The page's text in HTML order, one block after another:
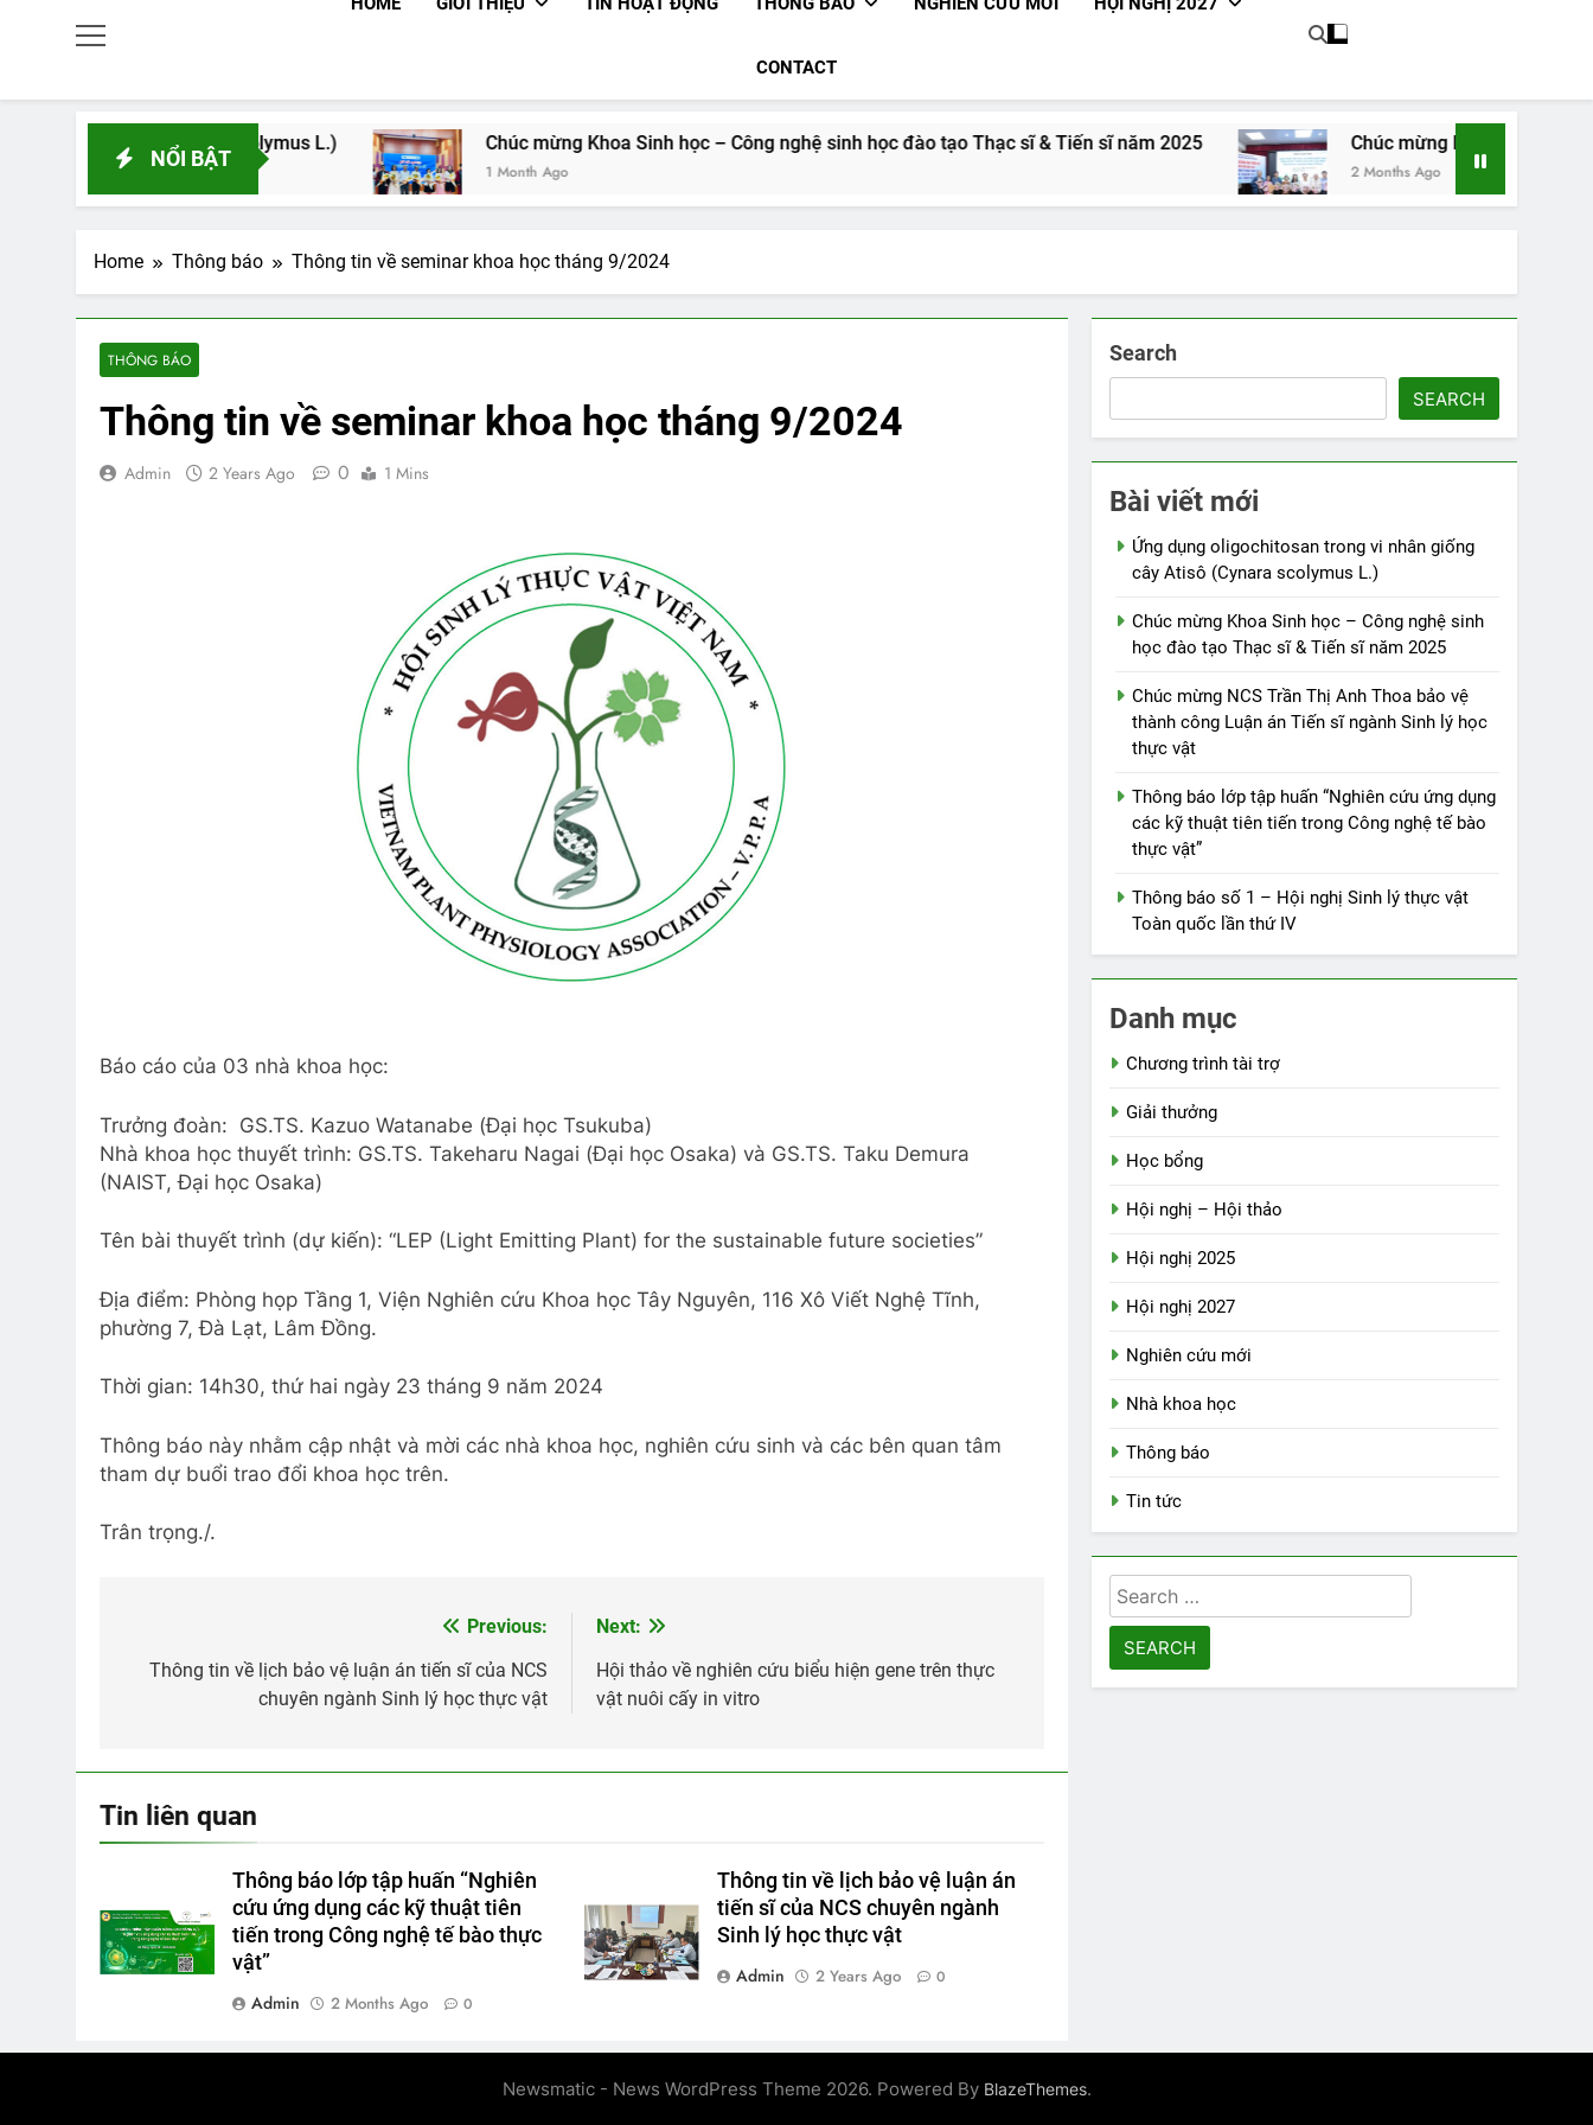
CONTACT
NỔI BẬT
cây Atisô (Cynara scolymus L.) Chúc mừng Khoa Sinh học – Công nghệ sinh học đào tạo Thạc sĩ & Tiến sĩ năm 2025
1 Month Ago
Chúc mừng NCS Trần Thị Anh
2 Months Ago
Home Thông báo Thông tin về seminar khoa học tháng 9/2024
THÔNG BÁO
Thông tin về seminar khoa học tháng 9/2024
Admin 2 Years Ago 0 1 Mins
Báo cáo của 03 nhà khoa học:
Trưởng đoàn: GS.TS. Kazuo Watanabe (Đại học Tsukuba)
Nhà khoa học thuyết trình: GS.TS. Takeharu Nagai (Đại học Osaka) và GS.TS. Taku Demura
(NAIST, Đại học Osaka)
Tên bài thuyết trình (dự kiến): “LEP (Light Emitting Plant) for the sustainable future societies”
Địa điểm: Phòng họp Tầng 1, Viện Nghiên cứu Khoa học Tây Nguyên, 116 Xô Viết Nghệ Tĩnh,
phường 7, Đà Lạt, Lâm Đồng.
Thời gian: 14h30, thứ hai ngày 23 tháng 9 năm 2024
Thông báo này nhằm cập nhật và mời các nhà khoa học, nghiên cứu sinh và các bên quan tâm
tham dự buổi trao đổi khoa học trên.
Trân trọng./.
navigation
Previous:
Thông tin về lịch bảo vệ luận án tiến sĩ của NCS
chuyên ngành Sinh lý học thực vật
Next:
Hội thảo về nghiên cứu biểu hiện gene trên thực
vật nuôi cấy in vitro
Tin liên quan
Thông báo lớp tập huấn “Nghiên
cứu ứng dụng các kỹ thuật tiên
tiến trong Công nghệ tế bào thực
vật”
Admin
2 Months Ago 0
Thông tin về lịch bảo vệ luận án
tiến sĩ của NCS chuyên ngành
Sinh lý học thực vật
Admin
2 Years Ago 0
Search
SEARCH
Bài viết mới
Ứng dụng oligochitosan trong vi nhân giống
cây Atisô (Cynara scolymus L.)
Chúc mừng Khoa Sinh học – Công nghệ sinh
học đào tạo Thạc sĩ & Tiến sĩ năm 2025
Chúc mừng NCS Trần Thị Anh Thoa bảo vệ
thành công Luận án Tiến sĩ ngành Sinh lý học
thực vật
Thông báo lớp tập huấn “Nghiên cứu ứng dụng
các kỹ thuật tiên tiến trong Công nghệ tế bào
thực vật”
Thông báo số 1 – Hội nghị Sinh lý thực vật
Toàn quốc lần thứ IV
Danh mục
Chương trình tài trợ
Giải thưởng
Học bổng
Hội nghị – Hội thảo
Hội nghị 2025
Hội nghị 2027
Nghiên cứu mới
Nhà khoa học
Thông báo
Tin tức
Search
for:
Newsmatic - News WordPress Theme 2026. Powered By BlazeThemes.